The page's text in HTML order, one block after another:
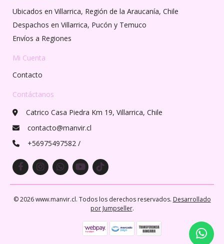
Ubicados en Villarrica, Región de la Araucanía, Chile
Despachos en Villarrica, Pucón y Temuco
Envíos a Regiones
Mi Cuenta
Contacto
Contáctanos
Catrico Casa Piedra Km 19, Villarrica, Chile
contacto@manvir.cl
+56975497582 /
© 2026 www.manvir.cl. Todos los derechos reservados. Desarrollado
por Jumpseller.